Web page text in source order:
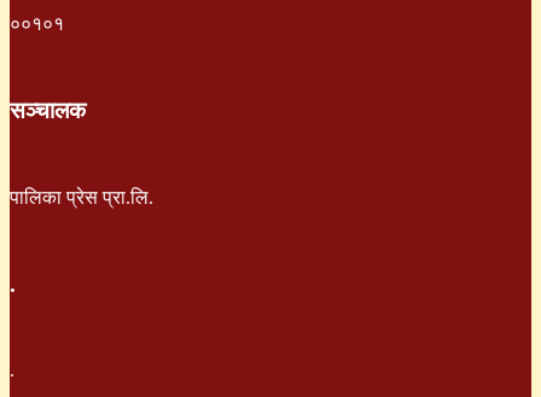
००१०१
सञ्चालक
पालिका प्रेस प्रा.लि.
.
.